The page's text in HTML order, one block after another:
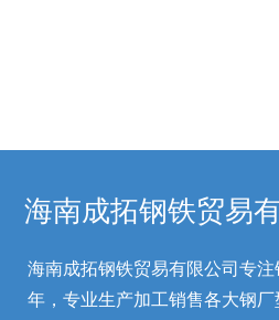
海南成拓钢铁贸易有限公司专注
年，专业生产加工销售各大钢厂
海南成拓钢铁贸易